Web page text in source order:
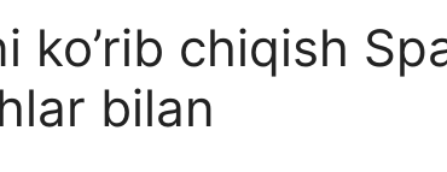
ko’rib chiqish
bilan